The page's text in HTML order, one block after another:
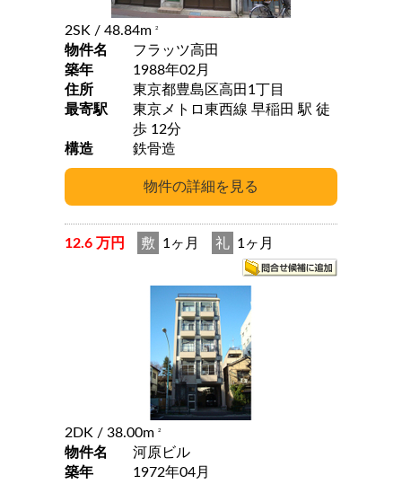
2SK / 48.84m 2
物件名
フラッツ高田
築年
1988年02月
住所
東京都豊島区高田1丁目
最寄駅
東京メトロ東西線 早稲田 駅 徒
歩 12分
構造
鉄骨造
12.6 万円 敷 1ヶ月 礼 1ヶ月
2DK / 38.00m 2
物件名
河原ビル
築年
1972年04月